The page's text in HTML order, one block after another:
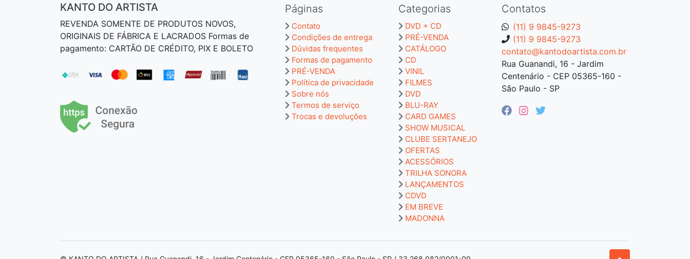
Contatos
(11) 9 9845-9273
(11) 9 9845-9273
contato@kantodoartista.com.br
Rua Guanandi, 16 - Jardim
Centenário - CEP 05365-160 -
São Paulo - SP
Páginas
Contato
Condições de entrega
Dúvidas frequentes
Formas de pagamento
PRÉ-VENDA
Política de privacidade
Sobre nós
Termos de serviço
Trocas e devoluções
Categorias
DVD + CD
PRÉ-VENDA
CATÁLOGO
CD
VINIL
FILMES
DVD
BLU-RAY
CARD GAMES
SHOW MUSICAL
CLUBE SERTANEJO
OFERTAS
ACESSÓRIOS
TRILHA SONORA
LANÇAMENTOS
CDVD
EM BREVE
MADONNA
KANTO DO ARTISTA
REVENDA SOMENTE DE PRODUTOS NOVOS,
ORIGINAIS DE FÁBRICA E LACRADOS Formas de
pagamento: CARTÃO DE CRÉDITO, PIX E BOLETO